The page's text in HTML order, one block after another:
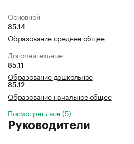
Основной
85.14
Образование среднее общее
Дополнительные
85.11
Образование дошкольное
85.12
Образование начальное общее
Посмотреть все (5)
Руководители